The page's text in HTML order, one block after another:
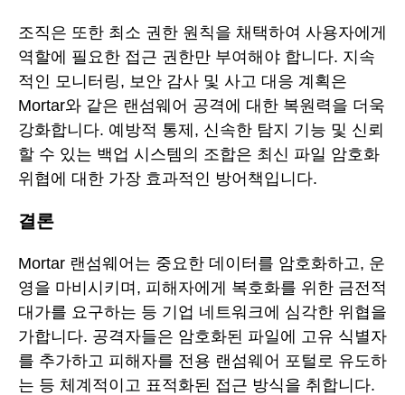
조직은 또한 최소 권한 원칙을 채택하여 사용자에게
역할에 필요한 접근 권한만 부여해야 합니다. 지속
적인 모니터링, 보안 감사 및 사고 대응 계획은
Mortar와 같은 랜섬웨어 공격에 대한 복원력을 더욱
강화합니다. 예방적 통제, 신속한 탐지 기능 및 신뢰
할 수 있는 백업 시스템의 조합은 최신 파일 암호화
위협에 대한 가장 효과적인 방어책입니다.
결론
Mortar 랜섬웨어는 중요한 데이터를 암호화하고, 운
영을 마비시키며, 피해자에게 복호화를 위한 금전적
대가를 요구하는 등 기업 네트워크에 심각한 위협을
가합니다. 공격자들은 암호화된 파일에 고유 식별자
를 추가하고 피해자를 전용 랜섬웨어 포털로 유도하
는 등 체계적이고 표적화된 접근 방식을 취합니다.